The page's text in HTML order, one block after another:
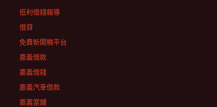
低利借錢報導
借貸
免費新聞稿平台
嘉義借款
嘉義借錢
嘉義汽車借款
嘉義當舖